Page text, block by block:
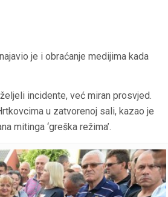
je i obraćanje medijima kada
incidente, već miran prosvjed.
u zatvorenoj sali, kazao je
mitinga ‘greška režima’.